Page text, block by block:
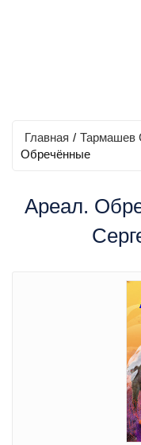
Главная / Тармашев
Обречённые
Ареал.